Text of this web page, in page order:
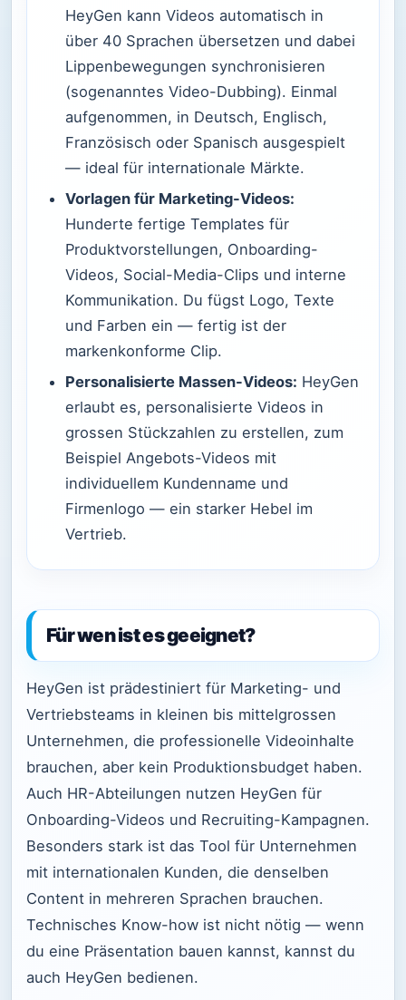
HeyGen kann Videos automatisch in
über 40 Sprachen übersetzen und dabei
Lippenbewegungen synchronisieren
(sogenanntes Video-Dubbing). Einmal
aufgenommen, in Deutsch, Englisch,
Französisch oder Spanisch ausgespielt
— ideal für internationale Märkte.
Vorlagen für Marketing-Videos:
Hunderte fertige Templates für
Produktvorstellungen, Onboarding-
Videos, Social-Media-Clips und interne
Kommunikation. Du fügst Logo, Texte
und Farben ein — fertig ist der
markenkonforme Clip.
Personalisierte Massen-Videos: HeyGen
erlaubt es, personalisierte Videos in
grossen Stückzahlen zu erstellen, zum
Beispiel Angebots-Videos mit
individuellem Kundenname und
Firmenlogo — ein starker Hebel im
Vertrieb.
Für wen ist es geeignet?
HeyGen ist prädestiniert für Marketing- und
Vertriebsteams in kleinen bis mittelgrossen
Unternehmen, die professionelle Videoinhalte
brauchen, aber kein Produktionsbudget haben.
Auch HR-Abteilungen nutzen HeyGen für
Onboarding-Videos und Recruiting-Kampagnen.
Besonders stark ist das Tool für Unternehmen
mit internationalen Kunden, die denselben
Content in mehreren Sprachen brauchen.
Technisches Know-how ist nicht nötig — wenn
du eine Präsentation bauen kannst, kannst du
auch HeyGen bedienen.